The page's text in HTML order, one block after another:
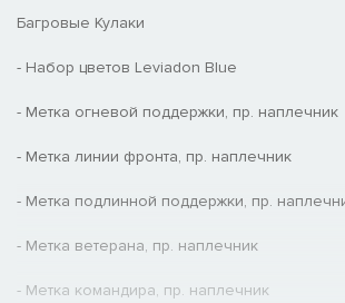
Багровые Кулаки
- Набор цветов Leviadon Blue
- Метка огневой поддержки, пр. наплечник
- Метка линии фронта, пр. наплечник
- Метка подлинной поддержки, пр.
- Метка ветерана, пр. наплечник
- Метка командира, пр. наплечник